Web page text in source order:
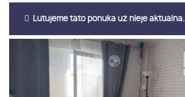
Ľutujeme táto ponuka už nieje aktuálna.